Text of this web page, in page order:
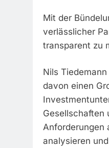
Mit der
verlässlicher
transparent zu
Nils
davon einen
Gesellschaften
Anforderungen
analysieren